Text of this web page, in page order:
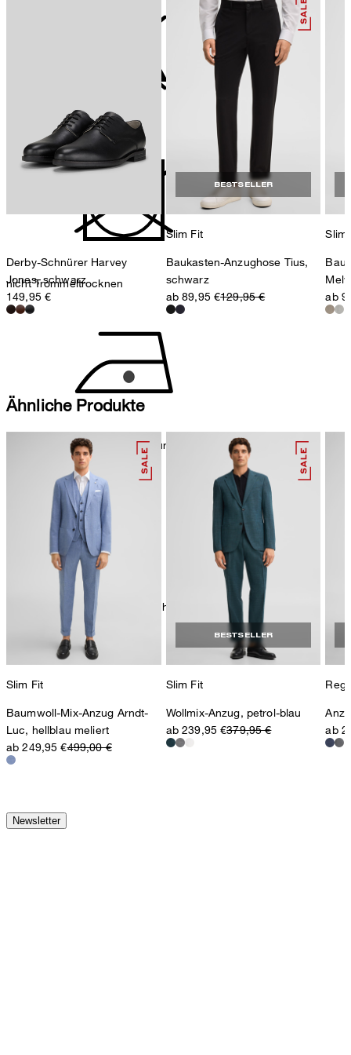
nicht bleichen
nicht Trommeltrocknen
Bügeln bei geringer Temperatur
chemische Reinigung mit Perchlorethylen, schonend
Sonnenwiesenstrasse 21
8280 Kreuzlingen
Schweiz
Derby-Schnürer Harvey
Jones, schwarz
149,95 €
BESTSELLER
Slim Fit
Baukasten-Anzughose Tius,
schwarz
ab 89,95 €129,95 €
Slim
ab
Ähnliche Produkte
Slim Fit
Baumwoll-Mix-Anzug Arndt-
Luc, hellblau meliert
ab 249,95 €499,00 €
BESTSELLER
Slim Fit
Wollmix-Anzug, petrol-blau
ab 239,95 €379,95 €
ab
Newsletter